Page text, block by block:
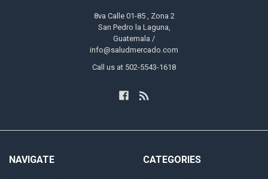
8va Calle 01-85 , Zona 2
San Pedro la Laguna,
Guatemala /
info@saludmercado.com
Call us at 502-5543-1618
NAVIGATE CATEGORIES